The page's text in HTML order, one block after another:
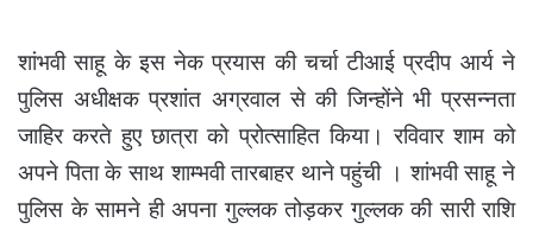
शांभवी साहू के इस नेक प्रयास की चर्चा टीआई प्रदीप आर्य ने
पुलिस अधीक्षक प्रशांत अग्रवाल से की जिन्होंने भी प्रसन्नता
जाहिर करते हुए छात्रा को प्रोत्साहित किया। रविवार शाम को
अपने पिता के साथ शाम्भवी तारबाहर थाने पहुंची । शांभवी साहू ने
पुलिस के सामने ही अपना गुल्लक तोड़कर गुल्लक की सारी राशि